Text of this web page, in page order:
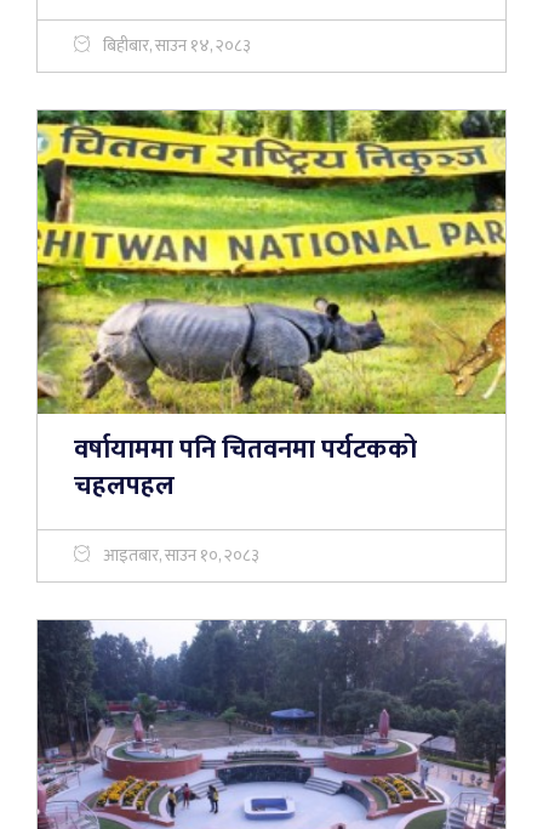
बिहीबार, साउन १४, २०८३
वर्षायाममा पनि चितवनमा पर्यटकको
चहलपहल
आइतबार, साउन १०, २०८३